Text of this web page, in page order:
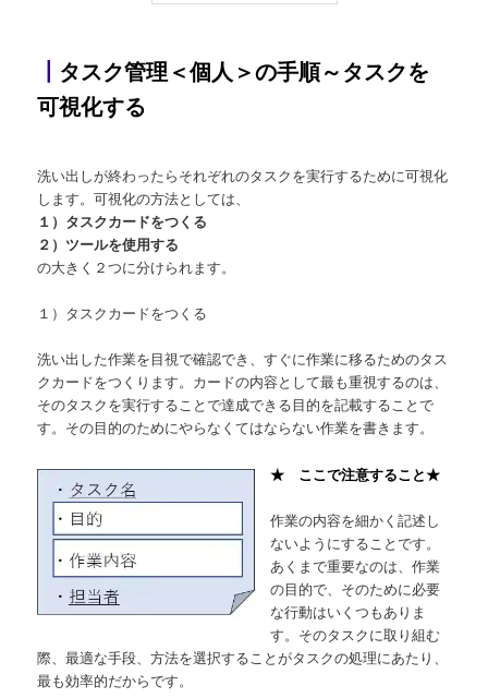
┃ タスク管理＜個人＞の手順～タスクを
可視化する
洗い出しが終わったらそれぞれのタスクを実行するために可視化
します。可視化の方法としては、
１）タスクカードをつくる
２）ツールを使用する
の大きく２つに分けられます。
１）タスクカードをつくる
洗い出した作業を目視で確認でき、すぐに作業に移るためのタス
クカードをつくります。カードの内容として最も重視するのは、
そのタスクを実行することで達成できる目的を記載することで
す。その目的のためにやらなくてはならない作業を書きます。
★ ここで注意すること★
作業の内容を細かく記述し
ないようにすることです。
あくまで重要なのは、作業
の目的で、そのために必要
な行動はいくつもありま
す。そのタスクに取り組む
際、最適な手段、方法を選択することがタスクの処理にあたり、
最も効率的だからです。